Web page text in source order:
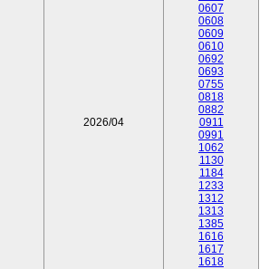
2026/04
0607
0608
0609
0610
0692
0693
0755
0818
0882
0911
0991
1062
1130
1184
1233
1312
1313
1385
1616
1617
1618